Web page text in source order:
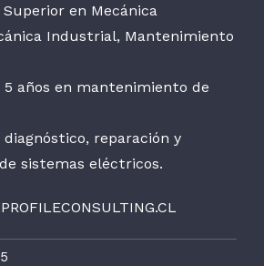
en Mecánica
Industrial, Mantenimiento
años en mantenimiento de
reparación y
sistemas eléctricos.